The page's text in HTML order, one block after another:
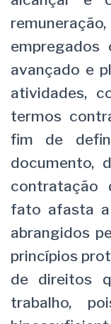
empregados
avançado e
atividades,
termos
fim de
documento,
contratação
fato afasta
abrangidos
princípios
de direitos
trabalho,